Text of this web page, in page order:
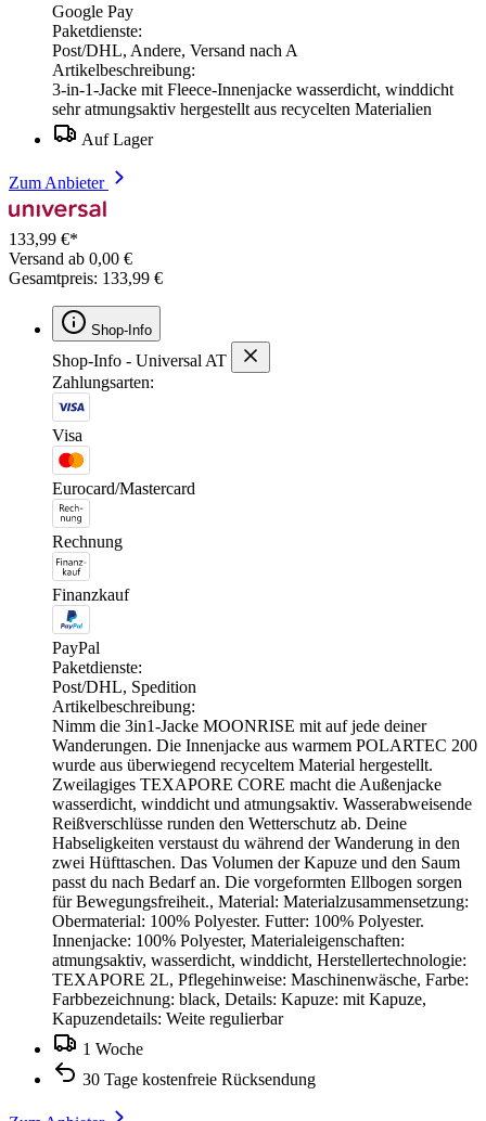
Google Pay
Paketdienste:
Post/DHL, Andere, Versand nach A
Artikelbeschreibung:
3-in-1-Jacke mit Fleece-Innenjacke wasserdicht, winddicht
sehr atmungsaktiv hergestellt aus recycelten Materialien
Auf Lager
Zum Anbieter
133,99 €*
Versand ab 0,00 €
Gesamtpreis: 133,99 €
Shop-Info
Shop-Info - Universal AT
Zahlungsarten:
Visa
Eurocard/Mastercard
Rechnung
Finanzkauf
PayPal
Paketdienste:
Post/DHL, Spedition
Artikelbeschreibung:
Nimm die 3in1-Jacke MOONRISE mit auf jede deiner
Wanderungen. Die Innenjacke aus warmem POLARTEC 200
wurde aus überwiegend recyceltem Material hergestellt.
Zweilagiges TEXAPORE CORE macht die Außenjacke
wasserdicht, winddicht und atmungsaktiv. Wasserabweisende
Reißverschlüsse runden den Wetterschutz ab. Deine
Habseligkeiten verstaust du während der Wanderung in den
zwei Hüfttaschen. Das Volumen der Kapuze und den Saum
passt du nach Bedarf an. Die vorgeformten Ellbogen sorgen
für Bewegungsfreiheit., Material: Materialzusammensetzung:
Obermaterial: 100% Polyester. Futter: 100% Polyester.
Innenjacke: 100% Polyester, Materialeigenschaften:
atmungsaktiv, wasserdicht, winddicht, Herstellertechnologie:
TEXAPORE 2L, Pflegehinweise: Maschinenwäsche, Farbe:
Farbbezeichnung: black, Details: Kapuze: mit Kapuze,
Kapuzendetails: Weite regulierbar
1 Woche
30 Tage kostenfreie Rücksendung